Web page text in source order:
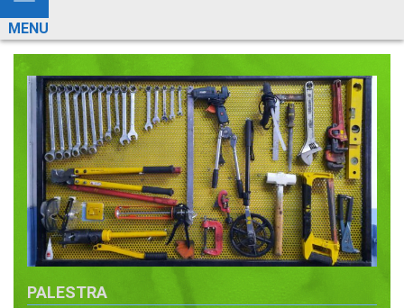
Busca
de
informações
informações
e
Esconde
Menu
MENU
PALESTRA